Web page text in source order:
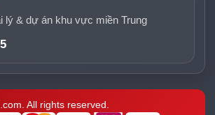
lý & dự án khu vực miền Trung
All rights reserved.